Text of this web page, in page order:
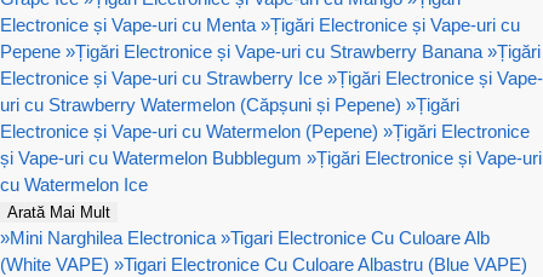
Electronice și Vape-uri cu Menta »Țigări Electronice și Vape-uri cu
Pepene »Țigări Electronice și Vape-uri cu Strawberry Banana »Țigări
Electronice și Vape-uri cu Strawberry Ice »Țigări Electronice și Vape-
uri cu Strawberry Watermelon (Căpșuni și Pepene) »Țigări
Electronice și Vape-uri cu Watermelon (Pepene) »Țigări Electronice
și Vape-uri cu Watermelon Bubblegum »Țigări Electronice și Vape-uri
cu Watermelon Ice
Arată Mai Mult
»Mini Narghilea Electronica »Tigari Electronice Cu Culoare Alb
(White VAPE) »Tigari Electronice Cu Culoare Albastru (Blue VAPE)